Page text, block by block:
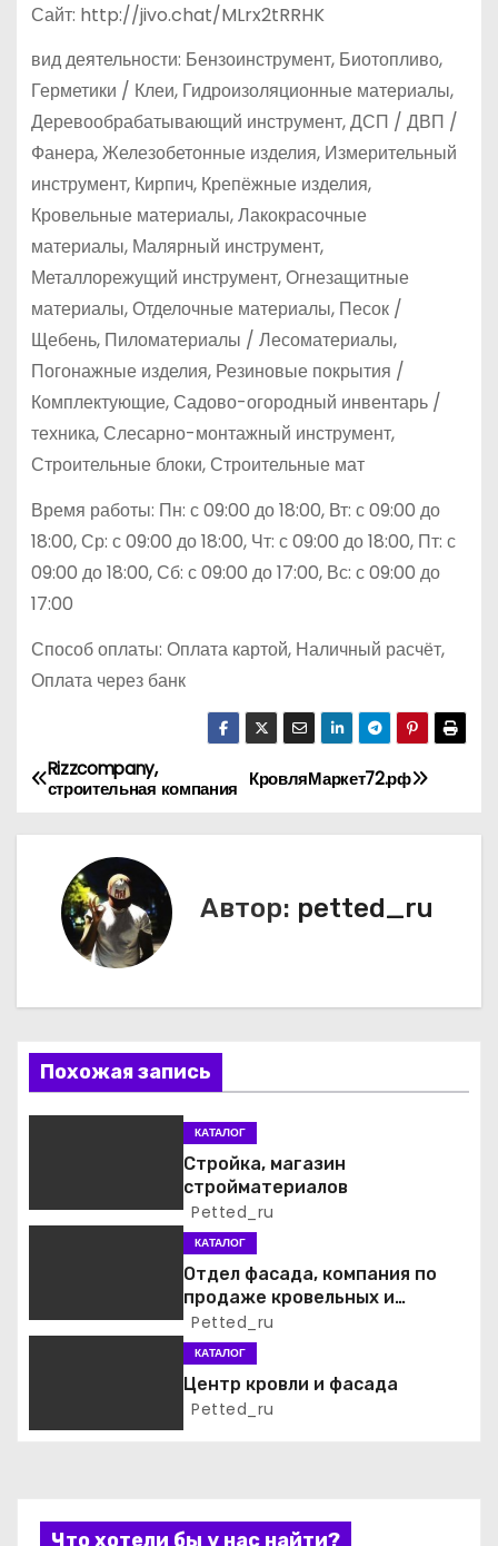
Сайт: http://jivo.chat/MLrx2tRRHK
вид деятельности: Бензоинструмент, Биотопливо,
Герметики / Клеи, Гидроизоляционные материалы,
Деревообрабатывающий инструмент, ДСП / ДВП /
Фанера, Железобетонные изделия, Измерительный
инструмент, Кирпич, Крепёжные изделия,
Кровельные материалы, Лакокрасочные
материалы, Малярный инструмент,
Металлорежущий инструмент, Огнезащитные
материалы, Отделочные материалы, Песок /
Щебень, Пиломатериалы / Лесоматериалы,
Погонажные изделия, Резиновые покрытия /
Комплектующие, Садово-огородный инвентарь /
техника, Слесарно-монтажный инструмент,
Строительные блоки, Строительные мат
Время работы: Пн: с 09:00 до 18:00, Вт: с 09:00 до
18:00, Ср: с 09:00 до 18:00, Чт: с 09:00 до 18:00, Пт: с
09:00 до 18:00, Сб: с 09:00 до 17:00, Вс: с 09:00 до
17:00
Способ оплаты: Оплата картой, Наличный расчёт,
Оплата через банк
Н
а
а
ц
и
п
а
и
я
КровляМаркет72.рф
Rizzcompany,
строительная компания
Автор: petted_ru
Похожая запись
КАТАЛОГ
Стройка, магазин
стройматериалов
Petted_ru
КАТАЛОГ
Отдел фасада, компания по
продаже кровельных и
фасадных материалов
Petted_ru
КАТАЛОГ
Центр кровли и фасада
Petted_ru
Что хотели бы у нас найти?